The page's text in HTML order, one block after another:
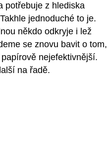
potřebuje z hlediska
jednoduché to je.
někdo odkryje i lež
se znovu bavit o tom,
nejefektivnější.
na řadě.